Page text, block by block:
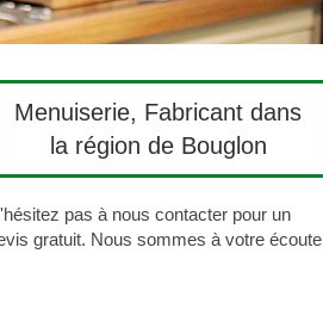
Menuiserie, Fabricant dans
la région de Bouglon
pas à nous contacter pour un
gratuit. Nous sommes à votre écoute